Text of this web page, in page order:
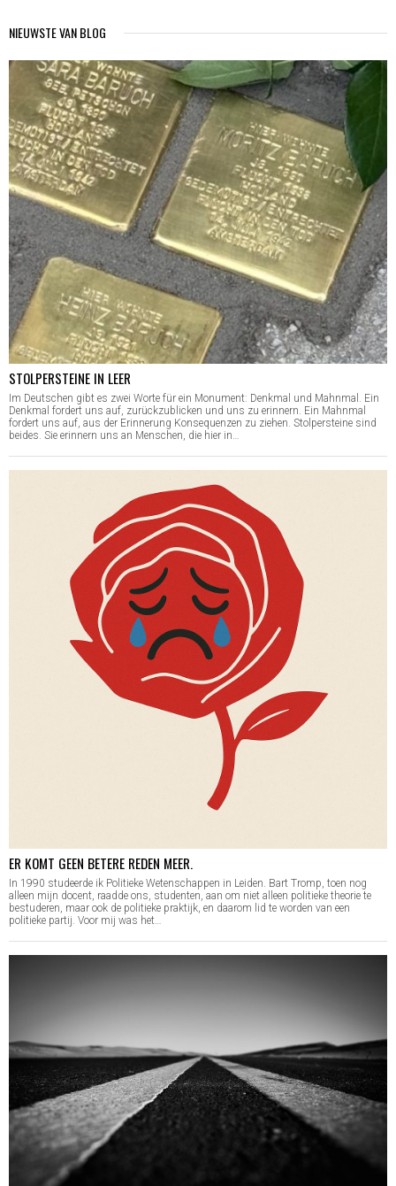
NIEUWSTE VAN BLOG
STOLPERSTEINE IN LEER
Im Deutschen gibt es zwei Worte für ein Monument: Denkmal und Mahnmal. Ein
Denkmal fordert uns auf, zurückzublicken und uns zu erinnern. Ein Mahnmal
fordert uns auf, aus der Erinnerung Konsequenzen zu ziehen. Stolpersteine sind
beides. Sie erinnern uns an Menschen, die hier in…
ER KOMT GEEN BETERE REDEN MEER.
In 1990 studeerde ik Politieke Wetenschappen in Leiden. Bart Tromp, toen nog
alleen mijn docent, raadde ons, studenten, aan om niet alleen politieke theorie te
bestuderen, maar ook de politieke praktijk, en daarom lid te worden van een
politieke partij. Voor mij was het…